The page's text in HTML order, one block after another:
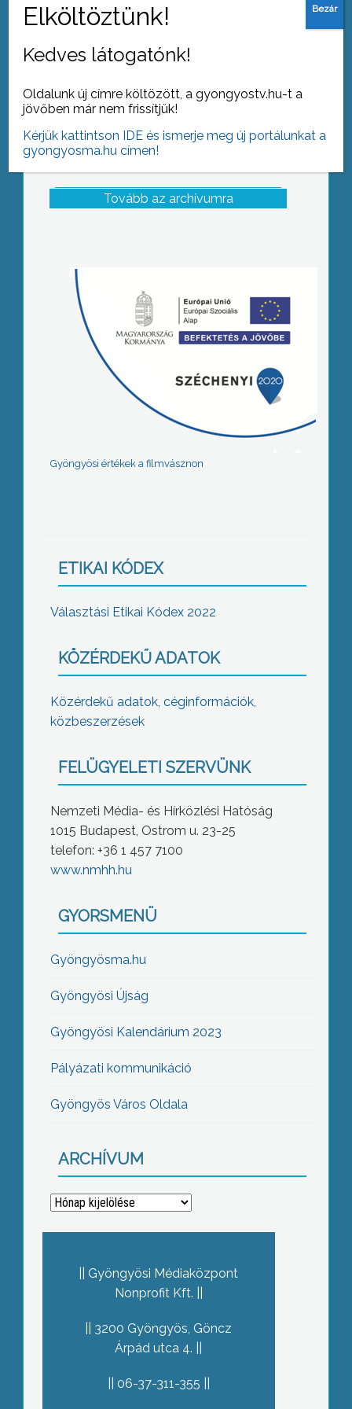
Gyöngyösön
Tovább az archívumra
Gyöngyösi értékek a filmvásznon
ETIKAI KÓDEX
Választási Etikai Kódex 2022
KÖZÉRDEKŰ ADATOK
Közérdekű adatok, céginformációk,
közbeszerzések
FELÜGYELETI SZERVÜNK
Nemzeti Média- és Hírközlési Hatóság
1015 Budapest, Ostrom u. 23-25
telefon: +36 1 457 7100
www.nmhh.hu
GYORSMENÜ
Gyöngyösma.hu
Gyöngyösi Újság
Gyöngyösi Kalendárium 2023
Pályázati kommunikáció
Gyöngyös Város Oldala
ARCHÍVUM
Archívum
Gyöngyösi Médiaközpont
Nonprofit Kft.
3200 Gyöngyös, Göncz
Árpád utca 4.
06-37-311-355
Kedves látogatónk!
Oldalunk új címre költözött, a gyongyostv.hu-t a
jövőben már nem frissítjük!
Kérjük kattintson IDE és ismerje meg új portálunkat a
gyongyosma.hu címen!